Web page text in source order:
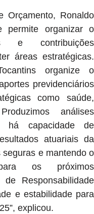
Orçamento, Ronaldo
permite organizar o
e contribuições
áreas estratégicas.
organize o
previdenciários
como saúde,
análises
há capacidade de
atuariais da
e mantendo o
os próximos
Responsabilidade
e estabilidade para
explicou.